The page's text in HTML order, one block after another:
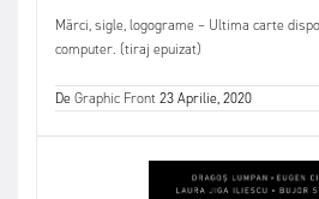
Mărci, sigle, logograme – Ultima carte
computer. (tiraj epuizat)
DeGraphic Front23 Aprilie, 2020